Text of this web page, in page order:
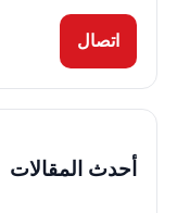
اتصال
أحدث المقالات